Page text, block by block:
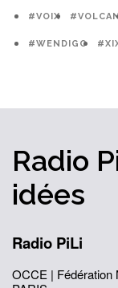
#VOIX
#WENDIGO
Radio
idées
Radio PiLi
OCCE | Fédération